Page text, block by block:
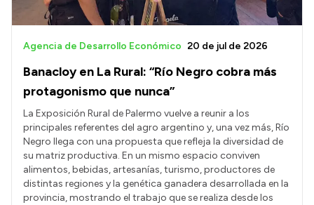
Banacloy en La Rural: “Río Negro cobra más
protagonismo que nunca”
Agencia de Desarrollo Económico 20 de jul de 2026
La Exposición Rural de Palermo vuelve a reunir a los
principales referentes del agro argentino y, una vez más, Río
Negro llega con una propuesta que refleja la diversidad de
su matriz productiva. En un mismo espacio conviven
alimentos, bebidas, artesanías, turismo, productores de
distintas regiones y la genética ganadera desarrollada en la
provincia, mostrando el trabajo que se realiza desde los